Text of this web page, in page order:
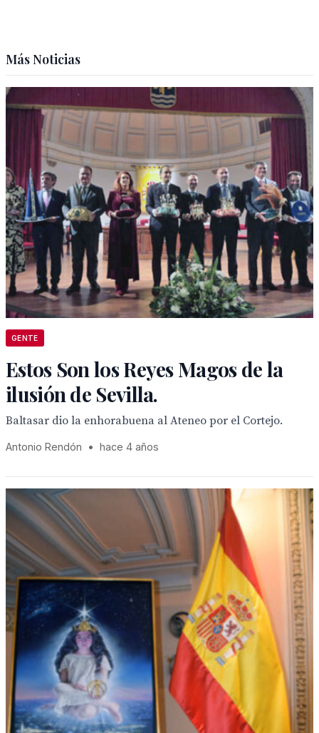
Más Noticias
GENTE
Estos Son los Reyes Magos de la
ilusión de Sevilla.
Baltasar dio la enhorabuena al Ateneo por el Cortejo.
Antonio Rendón • hace 4 años